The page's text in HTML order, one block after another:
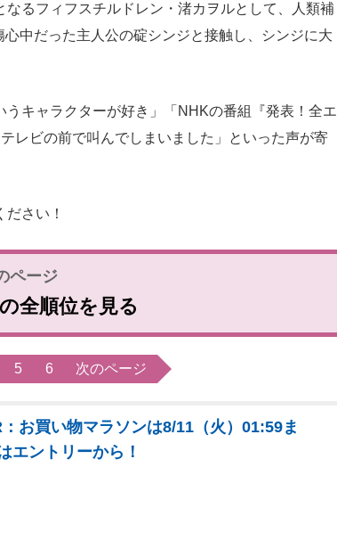
るフィフスチルドレン・渚カヲルとして、人類補
中だった主人公の碇シンジと接触し、シンジに大
キャラクターが好き」「NHKの番組『発表！全エ
レビの前で叫んでしまいました」といった声が寄
さい！
全順位を見る
5 6 次のページ
：お買い物マラソンは8/11（火）01:59ま
ントリーから！